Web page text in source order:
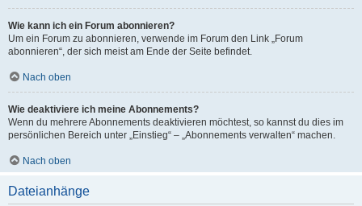
Wie kann ich ein Forum abonnieren?
Um ein Forum zu abonnieren, verwende im Forum den Link „Forum
abonnieren“, der sich meist am Ende der Seite befindet.
Nach oben
Wie deaktiviere ich meine Abonnements?
Wenn du mehrere Abonnements deaktivieren möchtest, so kannst du dies im
persönlichen Bereich unter „Einstieg“ – „Abonnements verwalten“ machen.
Nach oben
Dateianhänge